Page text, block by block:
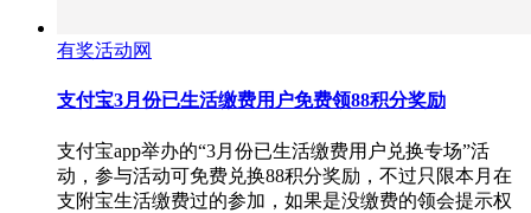
有奖活动网
支付宝3月份已生活缴费用户免费领88积分奖励
支付宝app举办的“3月份已生活缴费用户兑换专场”活
动，参与活动可免费兑换88积分奖励，不过只限本月在
支附宝生活缴费过的参加，如果是没缴费的领会提示权